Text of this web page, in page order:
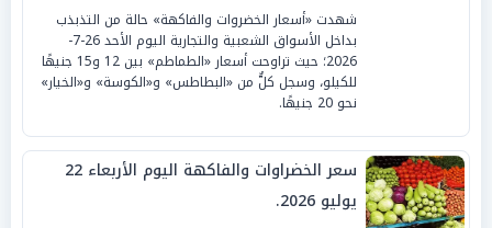
شهدت «أسعار الخضروات والفاكهة» حالة من التذبذب
بداخل الأسواق الشعبية والتجارية اليوم الأحد 26-7-
2026؛ حيث تراوحت أسعار «الطماطم» بين 12 و15 جنيهًا
للكيلو، وسجل كلٌّ من «البطاطس» و«الكوسة» و«الخيار»
نحو 20 جنيهًا.
سعر الخضراوات والفاكهة اليوم الأربعاء 22
يوليو 2026.